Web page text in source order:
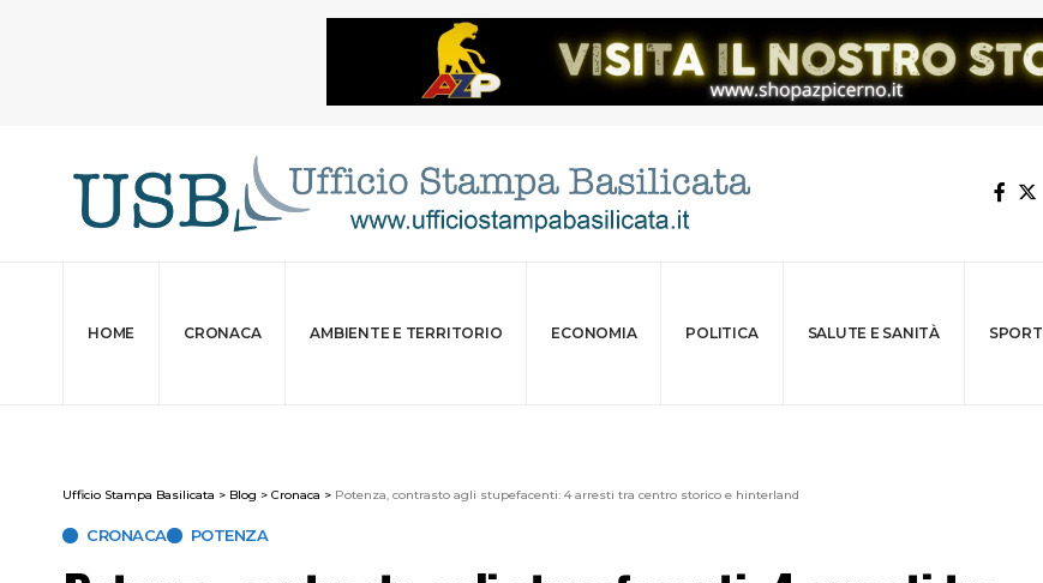
HOME CRONACA AMBIENTE E TERRITORIO ECONOMIA POLITICA SALUTE E SANITÀ SPORT
Ufficio Stampa Basilicata > Blog > Cronaca > Potenza, contrasto agli stupefacenti: 4 arresti tra centro storico e hinterland
CRONACA POTENZA